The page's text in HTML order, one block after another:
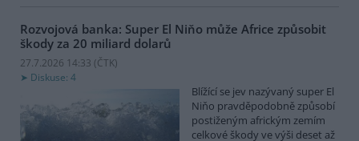
Rozvojová banka: Super El Niňo může Africe způsobit
škody za 20 miliard dolarů
27.7.2026 14:33 (ČTK)
Diskuse: 4
Blížící se jev nazývaný super El
Niňo pravděpodobně způsobí
postiženým africkým zemím
celkové škody ve výši deset až